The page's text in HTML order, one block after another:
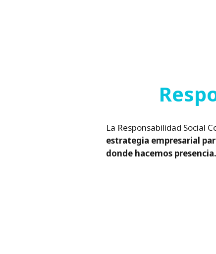
La Responsabilidad Social
estrategia empresarial
donde hacemos presencia.